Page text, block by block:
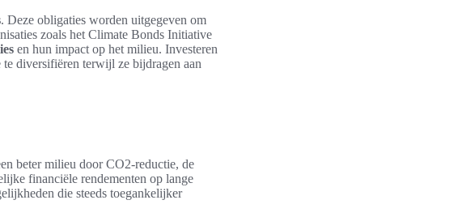
. Deze obligaties worden uitgegeven om
zoals het Climate Bonds Initiative
en hun impact op het milieu. Investeren
diversifiëren terwijl ze bijdragen aan
beter milieu door CO2-reductie, de
financiële rendementen op lange
die steeds toegankelijker